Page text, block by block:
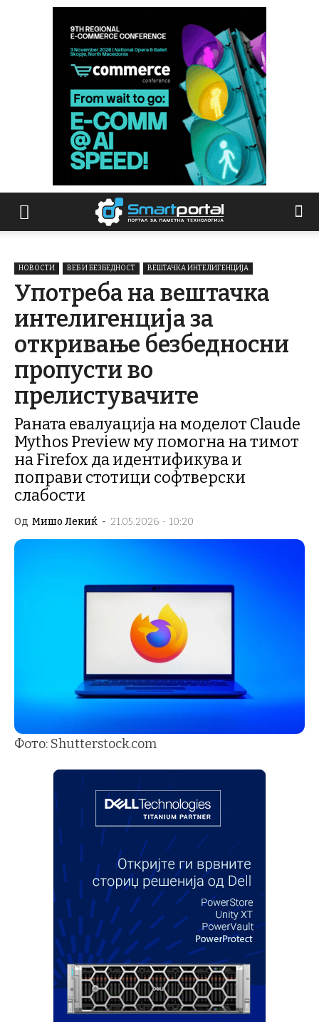
НОВОСТИ ВЕБ И БЕЗБЕДНОСТ ВЕШТАЧКА ИНТЕЛИГЕНЦИЈА
Употреба на вештачка
интелигенција за
откривање безбедносни
пропусти во
прелистувачите
Раната евалуација на моделот Claude
Mythos Preview му помогна на тимот
на Firefox да идентификува и
поправи стотици софтверски
слабости
Од Мишо Лекиќ - 21.05.2026 - 10:20
Фото: Shutterstock.com